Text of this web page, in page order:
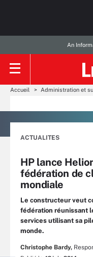
An
Accueil Administration et
ACTUALITES
HP lance
fédération de
mondiale
Le constructeur veut
fédération réunissant
services utilisant sa
monde.
Christophe Bardy,